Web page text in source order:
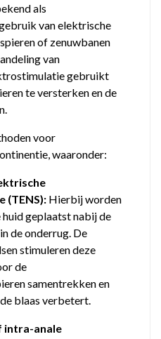
als
van elektrische
of zenuwbanen
van
gebruikt
te versterken en de
voor
waaronder:
(TENS): Hierbij worden
geplaatst nabij de
de onderrug. De
stimuleren deze
de
samentrekken en
blaas verbetert.
intra-anale